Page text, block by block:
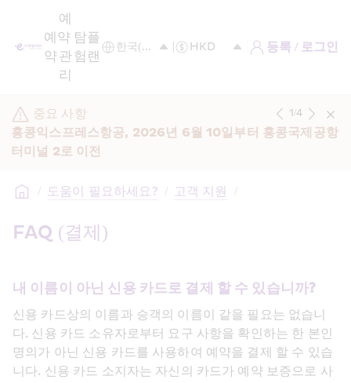
예
약
예
약
관
리
탐
험
플
랜
등록 / 로그인
중요 사항
홍콩익스프레스항공, 2026년 6월 10일부터 홍콩국제공항
터미널 2로 이전
1/4
/ 도움이 필요하세요? / 고객 지원 /
FAQ (결제)
내 이름이 아닌 신용 카드로 결제 할 수 있습니까?
신용 카드상의 이름과 승객의 이름이 같을 필요는 없습니
다. 신용 카드 소유자로부터 요구 사항을 확인하는 한 본인
명의가 아닌 신용 카드를 사용하여 예약을 결제 할 수 있습
니다. 신용 카드 소지자는 자신의 카드가 예약 보증으로 사